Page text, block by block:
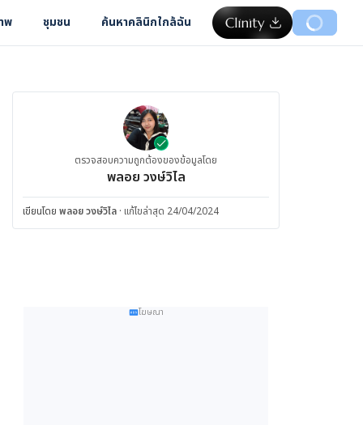
พ ชุมชน ค้นหาคลินิกใกล้ฉัน
ตรวจสอบความถูกต้องของข้อมูลโดย
พลอย วงษ์วิไล
เขียนโดย พลอย วงษ์วิไล · แก้ไขล่าสุด 24/04/2024
โฆษณา